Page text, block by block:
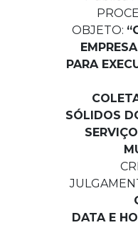
OBJETO:
PARA
SÓLIDOS
DATA E